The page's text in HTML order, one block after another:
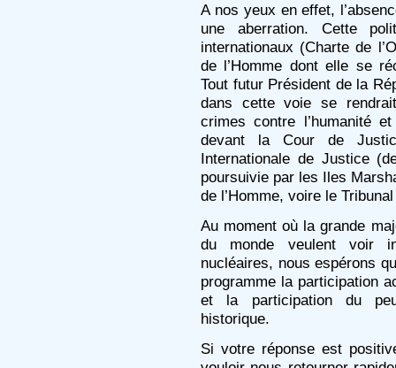
A nos yeux en effet,
une aberration. Cette
internationaux (Charte de
de l’Homme dont elle se
Tout futur Président de la
dans cette voie se
crimes contre l’humanité
devant la Cour de
Internationale de Justice
poursuivie par les Iles
de l’Homme, voire le
Au moment où la grande
du monde veulent voir
nucléaires, nous espérons
programme la participation
et la participation du
historique.
Si votre réponse est